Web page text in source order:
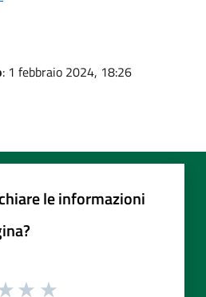
: 1 febbraio 2024, 18:26
le informazioni